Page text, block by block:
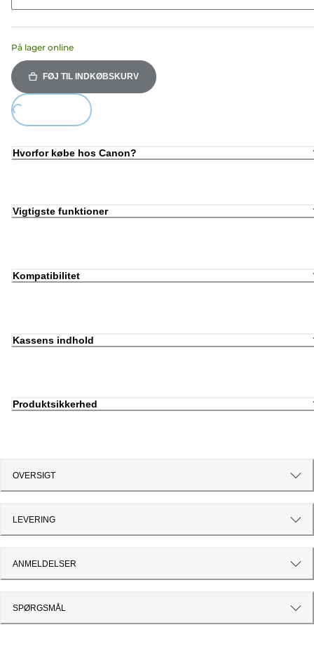
På lager online
FØJ TIL INDKØBSKURV
Loading...
Hvorfor købe hos Canon?
Vigtigste funktioner
Kompatibilitet
Kassens indhold
Produktsikkerhed
OVERSIGT
LEVERING
ANMELDELSER
SPØRGSMÅL